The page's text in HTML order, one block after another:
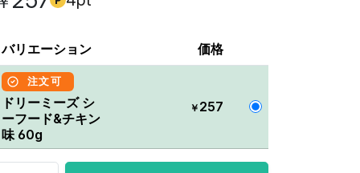
バリエーション 価格
注文可
ドリーミーズ シ
ーフード&チキン
味 60g
￥ 257